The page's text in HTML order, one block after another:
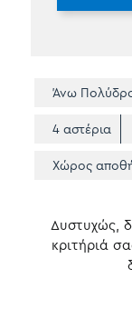
Άνω
4 αστέρια
Χώρος
Δυστυχώς,
κριτήριά